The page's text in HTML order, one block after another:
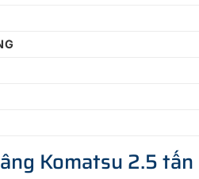
Komatsu 2.5 tấn